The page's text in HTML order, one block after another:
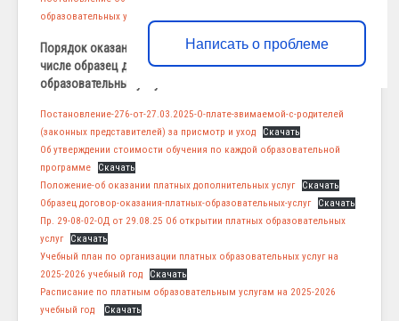
Написать о проблеме
образовательных услуг
Порядок оказания платных образовательных услуг, в том
числе образец договора об оказании платных
образовательных услуг
Постановление-276-от-27.03.2025-О-плате-звимаемой-с-родителей
(законных представителей) за присмотр и уход
Скачать
Об утверждении стоимости обучения по каждой образовательной
программе
Скачать
Положение-об оказании платных дополнительных услуг
Скачать
Образец договор-оказания-платных-образовательных-услуг
Скачать
Пр. 29-08-02-ОД от 29.08.25 Об открытии платных образовательных
услуг
Скачать
Учебный план по организации платных образовательных услуг на
2025-2026 учебный год
Скачать
Расписание по платным образовательным услугам на 2025-2026
учебный год
Скачать